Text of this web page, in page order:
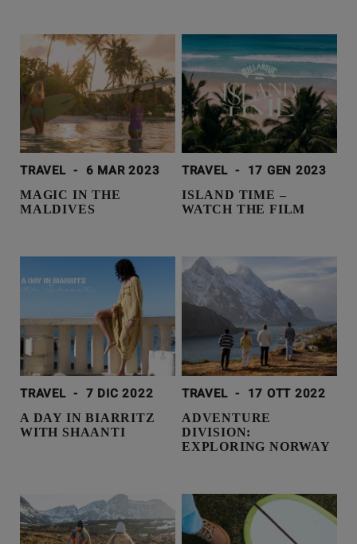
TRAVEL - 6 MAR 2023
MAGIC IN THE
MALDIVES
TRAVEL - 17 GEN 2023
ISLAND TIME –
WATCH THE FILM
TRAVEL - 7 DIC 2022
A DAY IN BIARRITZ
WITH SHAANTI
TRAVEL - 17 OTT 2022
ADVENTURE
DIVISION:
EXPLORING NORWAY